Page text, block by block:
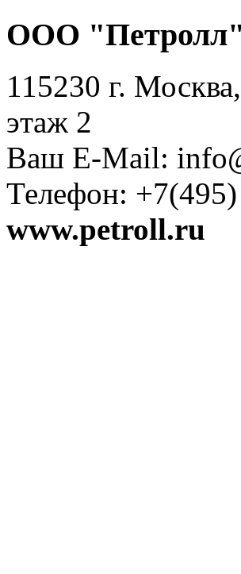
ООО "Петролл"
115230 г.
этаж 2
Ваш E-Mail:
Телефон:
www.petroll.ru